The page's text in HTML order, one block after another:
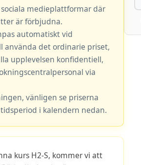
medieplattformar där
är förbjudna.
automatiskt vid
använda det ordinarie priset,
upplevelsen konfidentiell,
via
vänligen se priserna
i kalendern nedan.
kurs H2-S, kommer vi att